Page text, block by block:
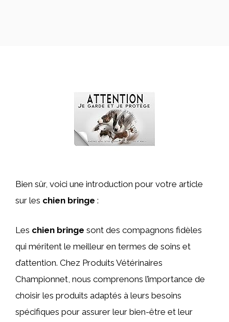
Bien sûr, voici une introduction pour votre article
sur les chien bringe :
Les chien bringe sont des compagnons fidèles
qui méritent le meilleur en termes de soins et
d’attention. Chez Produits Vétérinaires
Championnet, nous comprenons l’importance de
choisir les produits adaptés à leurs besoins
spécifiques pour assurer leur bien-être et leur